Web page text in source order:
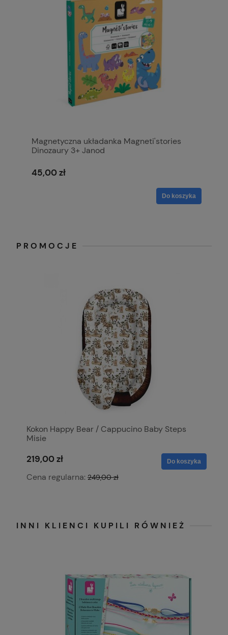
Magnetyczna układanka Magneti'stories
Dinozaury 3+ Janod
45,00 zł
Do koszyka
PROMOCJE
Kokon Happy Bear / Cappucino Baby Steps
Misie
219,00 zł
Cena regularna: 249,00 zł
Do koszyka
INNI KLIENCI KUPILI RÓWNIEŻ